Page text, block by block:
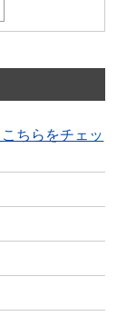
ちらをチェッ